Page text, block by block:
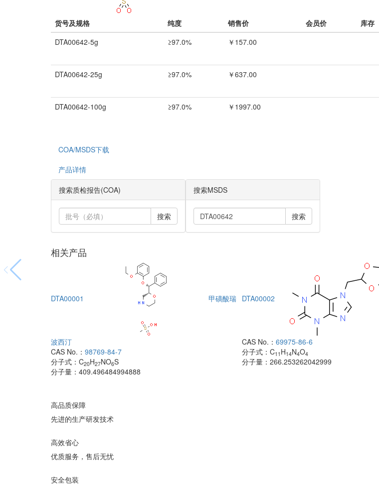
货号及规格 纯度 销售价 会员价 库存
DTA00642-5g
≥97.0% ￥157.00
DTA00642-25g ≥97.0% ￥637.00
DTA00642-100g ≥97.0% ￥1997.00
COA/MSDS下载
产品详情
搜索质检报告(COA)
搜索
搜索MSDS
搜索
相关产品
DTA00001 甲磺酸瑞
波西汀
CAS No.： 98769-84-7
分子式： C20H27NO6S
分子量： 409.496484994888
DTA00002
CAS No.：69975-86-6
分子式：C11 H14N4O4
分子量：266.253262042999
高品质保障
先进的生产研发技术
高效省心
优质服务，售后无忧
安全包装